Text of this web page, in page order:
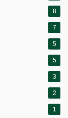
8
7
5
5
3
2
1